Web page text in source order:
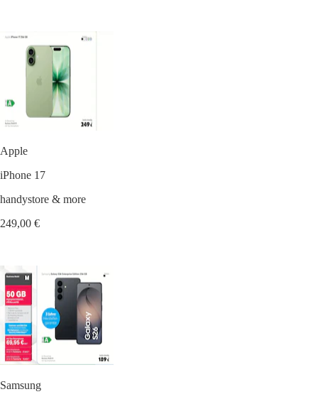
Apple
iPhone 17
handystore & more
249,00 €
Samsung